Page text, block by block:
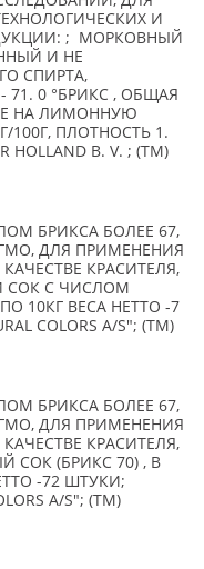
И
; МОРКОВНЫЙ
И НЕ
СПИРТА,
71. 0 °БРИКС , ОБЩАЯ
НА ЛИМОННУЮ
100Г, ПЛОТНОСТЬ 1.
B. V. ; (TM)
БРИКСА БОЛЕЕ 67,
ДЛЯ ПРИМЕНЕНИЯ
КРАСИТЕЛЯ,
СОК С ЧИСЛОМ
10КГ ВЕСА НЕТТО -7
COLORS A/S"; (TM)
БРИКСА БОЛЕЕ 67,
ДЛЯ ПРИМЕНЕНИЯ
КРАСИТЕЛЯ,
СОК (БРИКС 70) , В
-72 ШТУКИ;
A/S"; (TM)